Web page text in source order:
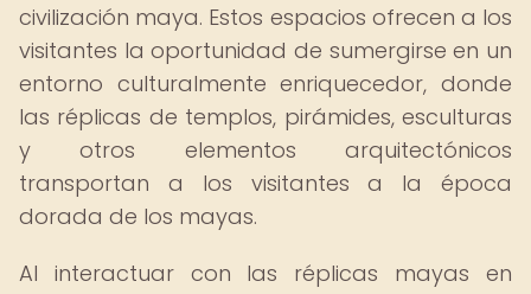
civilización maya. Estos espacios ofrecen a los
visitantes la oportunidad de sumergirse en un
entorno culturalmente enriquecedor, donde
las réplicas de templos, pirámides, esculturas
y otros elementos arquitectónicos
transportan a los visitantes a la época
dorada de los mayas.
Al interactuar con las réplicas mayas en